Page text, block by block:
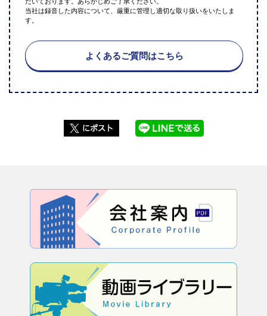
当社は録音した内容について、厳重に管理し適切な取り扱いをいたしま
す。
よくあるご質問はこちら